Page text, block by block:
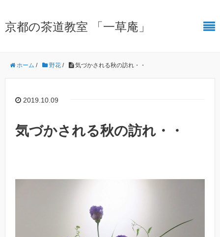
京都の茶道教室 「一草庵」
ホーム / 野花 / 気づかされる秋の訪れ・・
2019.10.09
気づかされる秋の訪れ・・